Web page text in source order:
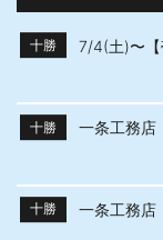
十勝 7/4(土)〜【
十勝 一条工務店
十勝 一条工務店